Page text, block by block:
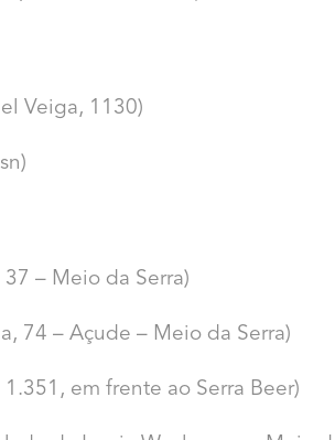
Veiga, 1130)
37 – Meio da Serra)
74 – Açude – Meio da Serra)
em frente ao Serra Beer)